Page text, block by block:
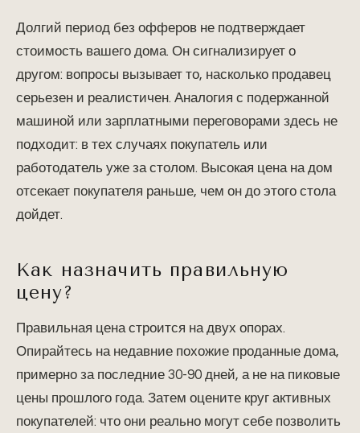
Долгий период без офферов не подтверждает
стоимость вашего дома. Он сигнализирует о
другом: вопросы вызывает то, насколько продавец
серьезен и реалистичен. Аналогия с подержанной
машиной или зарплатными переговорами здесь не
подходит: в тех случаях покупатель или
работодатель уже за столом. Высокая цена на дом
отсекает покупателя раньше, чем он до этого стола
дойдет.
Как назначить правильную
цену?
Правильная цена строится на двух опорах.
Опирайтесь на недавние похожие проданные дома,
примерно за последние 30-90 дней, а не на пиковые
цены прошлого года. Затем оцените круг активных
покупателей: что они реально могут себе позволить